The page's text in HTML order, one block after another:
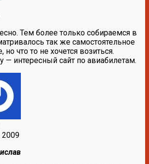
Тем более только собираемся в
так же самостоятельное
но что то не хочется возиться.
— интересный сайт по авиабилетам.